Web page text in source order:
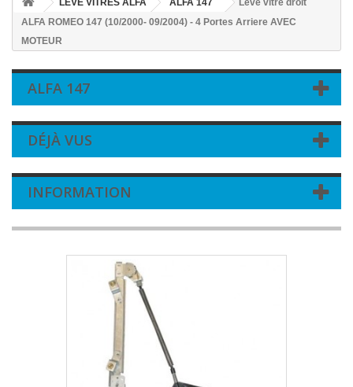
LEVE VITRES ALFA ALFA 147
Leve vitre droit
ALFA ROMEO 147 (10/2000- 09/2004) - 4 Portes Arriere AVEC
MOTEUR
ALFA 147
DÉJÀ VUS
INFORMATION